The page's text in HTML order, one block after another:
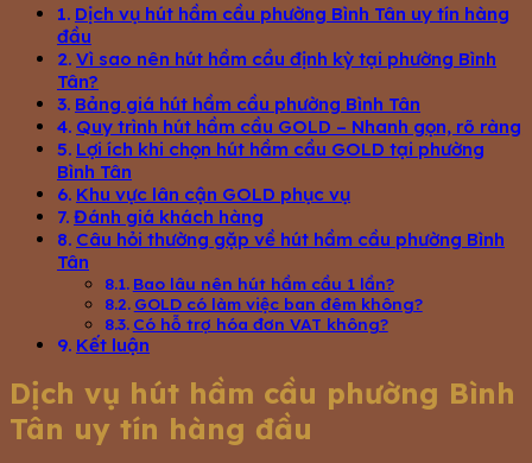
Dịch vụ hút hầm cầu phường Bình Tân uy tín hàng
đầu
Vì sao nên hút hầm cầu định kỳ tại phường Bình
Tân?
Bảng giá hút hầm cầu phường Bình Tân
Quy trình hút hầm cầu GOLD – Nhanh gọn, rõ ràng
Lợi ích khi chọn hút hầm cầu GOLD tại phường
Bình Tân
Khu vực lân cận GOLD phục vụ
Đánh giá khách hàng
Câu hỏi thường gặp về hút hầm cầu phường Bình
Tân
Bao lâu nên hút hầm cầu 1 lần?
GOLD có làm việc ban đêm không?
Có hỗ trợ hóa đơn VAT không?
Kết luận
Dịch vụ hút hầm cầu phường Bình
Tân uy tín hàng đầu